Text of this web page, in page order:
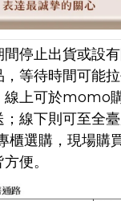
停止出貨或設
等待時間可能
線上可於momo
線下則可至全
櫃選購，現場購
便。